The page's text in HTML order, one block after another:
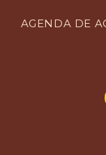
AGENDA DE